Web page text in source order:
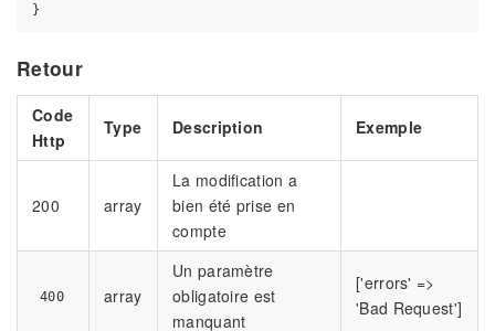
Retour
Code
Http
Type Description Exemple
200 array
La modification a
bien été prise en
compte
400 array
Un paramètre
obligatoire est
manquant
['errors' =>
'Bad Request']